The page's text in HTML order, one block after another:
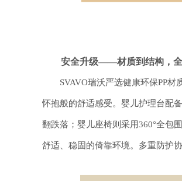
安全升级——材质到结构，
SVAVO瑞沃严选健康环保PP材
怀抱般的舒适感受。婴儿护理台配
翻跌落；婴儿座椅则采用360°全包
舒适、稳固的倚靠环境。多重防护